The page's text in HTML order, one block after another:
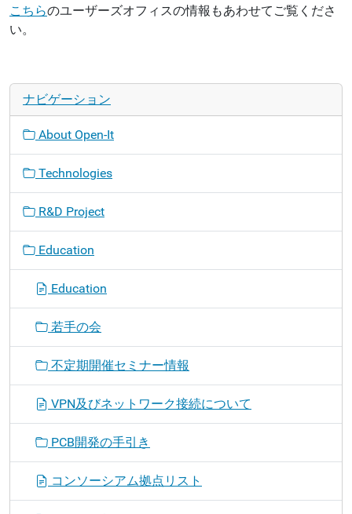
こちらのユーザーズオフィスの情報もあわせてご覧くださ
い。
ナビゲーション
About Open-It
Technologies
R&D Project
Education
Education
若手の会
不定期開催セミナー情報
VPN及びネットワーク接続について
PCB開発の手引き
コンソーシアム拠点リスト